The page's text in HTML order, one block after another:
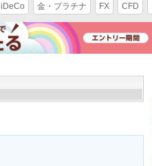
iDeCo 金・プラチナ FX CFD